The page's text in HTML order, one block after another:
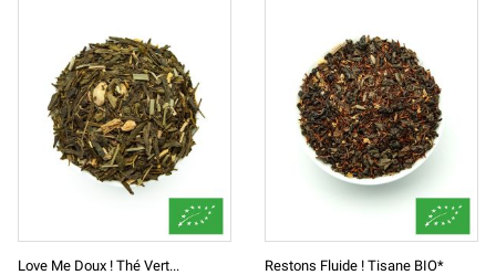
Love Me Doux ! Thé Vert... Restons Fluide ! Tisane BIO*